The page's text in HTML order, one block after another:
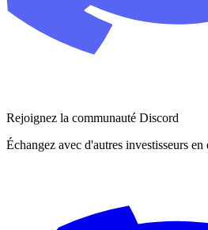
Rejoignez la communauté Discord
Échangez avec d'autres investisseurs